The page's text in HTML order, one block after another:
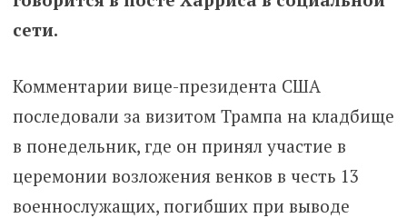
сети.
Комментарии вице-президента США
последовали за визитом Трампа на кладбище
в понедельник, где он принял участие в
церемонии возложения венков в честь 13
военнослужащих, погибших при выводе